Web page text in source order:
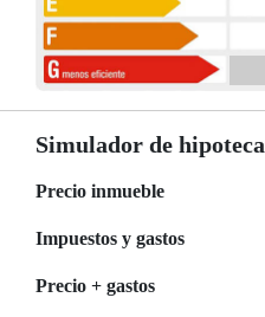
Simulador de hipoteca
Precio inmueble
Impuestos y gastos
Precio + gastos